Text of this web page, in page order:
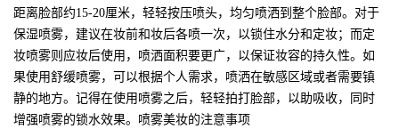
距离脸部约15-20厘米，轻轻按压喷头，均匀喷洒到整个脸部。对于
保湿喷雾，建议在妆前和妆后各喷一次，以锁住水分和定妆；而定
妆喷雾则应妆后使用，喷洒面积要更广，以保证妆容的持久性。如
果使用舒缓喷雾，可以根据个人需求，喷洒在敏感区域或者需要镇
静的地方。记得在使用喷雾之后，轻轻拍打脸部，以助吸收，同时
增强喷雾的锁水效果。喷雾美妆的注意事项